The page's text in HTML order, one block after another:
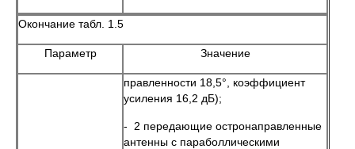
Окончание табл. 1.5
Параметр Значение
правленности 18,5°, коэффициент
усиления 16,2 дБ);
- 2 передающие остронаправленные
антенны с параболлическими